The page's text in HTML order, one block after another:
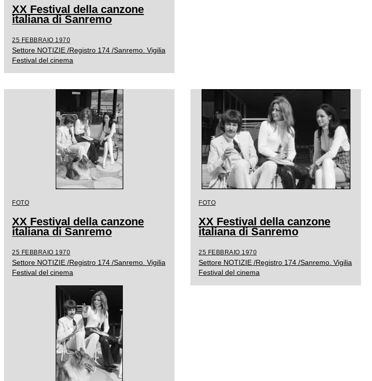
XX Festival della canzone
italiana di Sanremo
25 FEBBRAIO 1970
Settore NOTIZIE /Registro 174 /Sanremo. Vigilia
Festival del cinema
FOTO
XX Festival della canzone
italiana di Sanremo
25 FEBBRAIO 1970
Settore NOTIZIE /Registro 174 /Sanremo. Vigilia
Festival del cinema
FOTO
XX Festival della canzone
italiana di Sanremo
25 FEBBRAIO 1970
Settore NOTIZIE /Registro 174 /Sanremo. Vigilia
Festival del cinema